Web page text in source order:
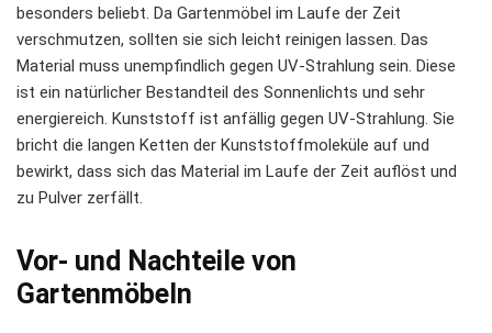
besonders beliebt. Da Gartenmöbel im Laufe der Zeit
verschmutzen, sollten sie sich leicht reinigen lassen. Das
Material muss unempfindlich gegen UV-Strahlung sein. Diese
ist ein natürlicher Bestandteil des Sonnenlichts und sehr
energiereich. Kunststoff ist anfällig gegen UV-Strahlung. Sie
bricht die langen Ketten der Kunststoffmoleküle auf und
bewirkt, dass sich das Material im Laufe der Zeit auflöst und
zu Pulver zerfällt.
Vor- und Nachteile von
Gartenmöbeln